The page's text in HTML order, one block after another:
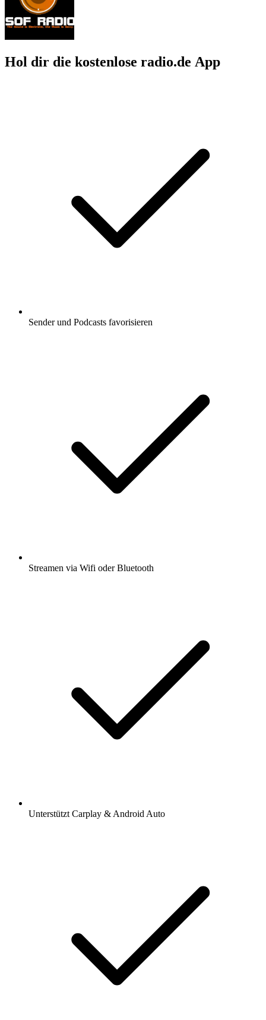
Hol dir die kostenlose radio.de App
Sender und Podcasts favorisieren
Streamen via Wifi oder Bluetooth
Unterstützt Carplay & Android Auto